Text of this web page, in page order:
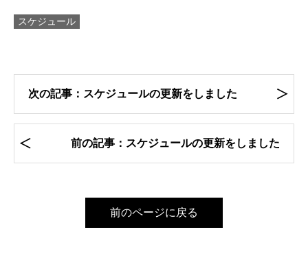
スケジュール
次の記事：スケジュールの更新をしました
前の記事：スケジュールの更新をしました
前のページに戻る